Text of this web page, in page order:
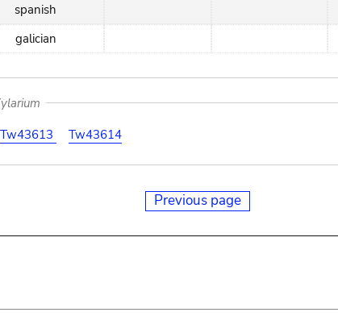
spanish
galician
Tw43613 Tw43614
Previous page